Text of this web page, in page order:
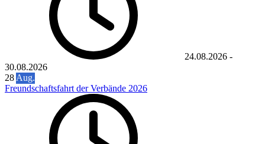
24.08.2026 -
30.08.2026
28 Aug.
Freundschaftsfahrt der Verbände 2026